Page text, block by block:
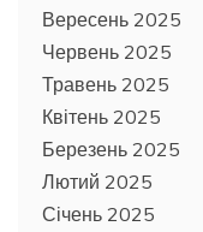
Вересень 2025
Червень 2025
Травень 2025
Квітень 2025
Березень 2025
Лютий 2025
Січень 2025